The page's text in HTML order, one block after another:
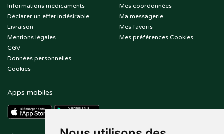
Informations médicaments
Déclarer un effet indésirable
Livraison
Mentions légales
CGV
Données personnelles
Cookies
Mes coordonnées
Ma messagerie
Mes favoris
Mes préférences Cookies
Apps mobiles